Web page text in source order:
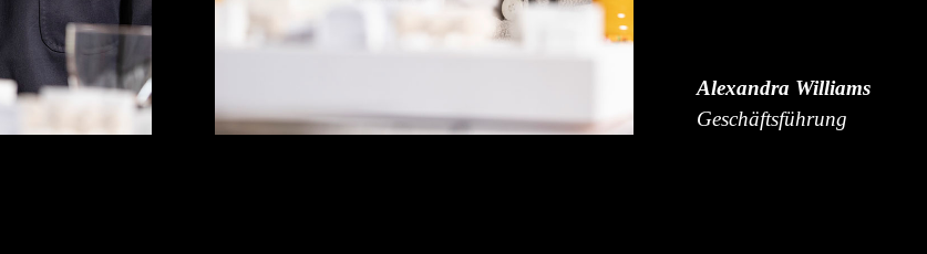
Alexandra Williams
Geschäftsführung